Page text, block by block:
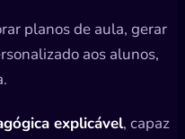
planos de aula, gerar
aos alunos,
explicável, capaz